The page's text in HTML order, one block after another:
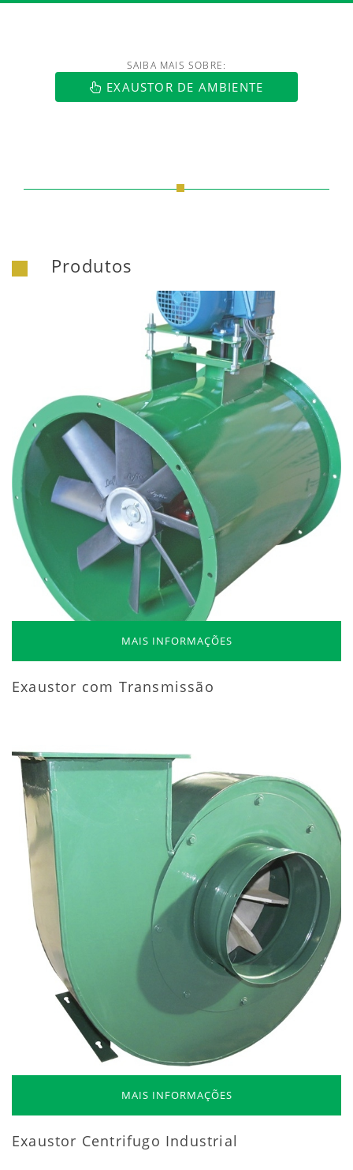
https://www.luftmaxi.com.br/
SAIBA MAIS SOBRE:
EXAUSTOR DE AMBIENTE
Produtos
MAIS INFORMAÇÕES
Exaustor com Transmissão
MAIS INFORMAÇÕES
Exaustor Centrifugo Industrial